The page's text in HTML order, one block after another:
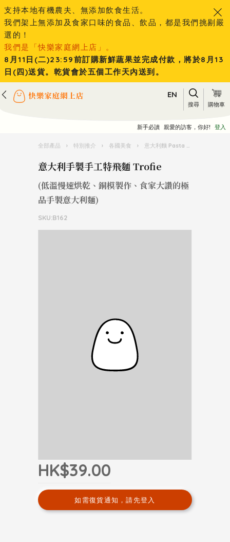
支持本地有機農夫、無添加飲食生活。
我們架上無添加及食家口味的食品、飲品，都是我們挑剔嚴
選的！
我們是「快樂家庭網上店」。
8月11日(二)23:59前訂購新鮮蔬果並完成付款，將於8月13
日(四)送貨。乾貨會於五個工作天內送到。
EN
搜尋 購物車
新手必讀 親愛的訪客，你好! 登入
全部產品 › 特別推介 › 各國美食 › 意大利麵 Pasta 王國
意大利手製手工特飛麵 Trofie
(低溫慢速烘乾、銅模製作、食家大讚的極
品手製意大利麵)
SKU:B162
HK$39.00
如需復貨通知，請先登入